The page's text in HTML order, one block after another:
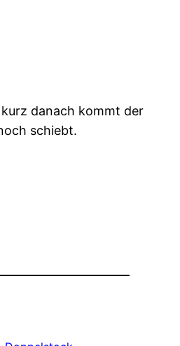
danach kommt der
schiebt.